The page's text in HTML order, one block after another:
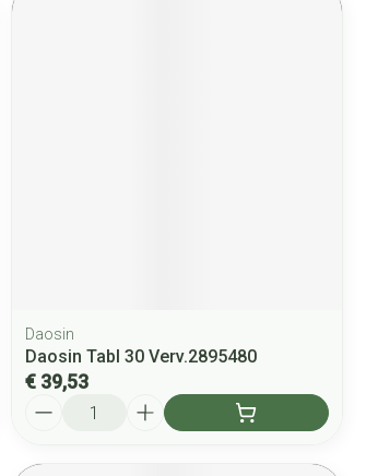
Daosin
Daosin Tabl 30 Verv.2895480
€ 39,53